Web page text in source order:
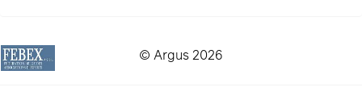
© Argus 2026